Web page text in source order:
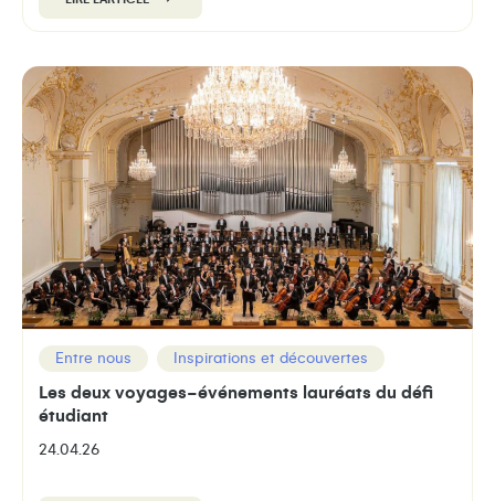
Entre nous Inspirations et découvertes
Les deux voyages-événements lauréats du défi
étudiant
24.04.26